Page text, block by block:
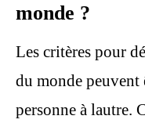
monde ?
Les critères pour
du monde peuvent
personne à lautre.